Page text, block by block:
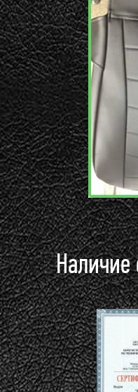
Наличие